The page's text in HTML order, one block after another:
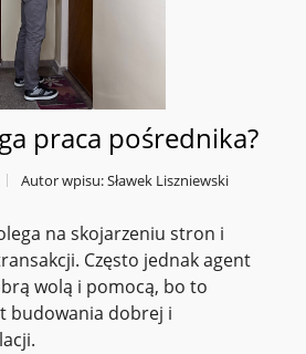
praca pośrednika?
Autor wpisu: Sławek Liszniewski
na skojarzeniu stron i
Często jednak agent
wolą i pomocą, bo to
budowania dobrej i